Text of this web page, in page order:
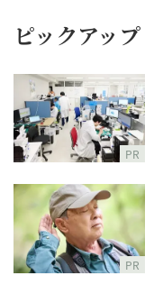
ピックアップ
PR
PR